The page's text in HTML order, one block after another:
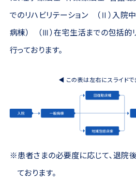
でのリハビリテーション （Ⅱ）入院
病棟） （Ⅲ）在宅生活までの包括的
行っております。
◀ この表は左右にスライド
患者さまの必要度に応じて、退院
ております。